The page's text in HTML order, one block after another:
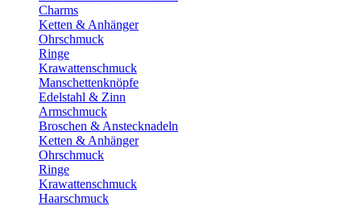
Charms
Ketten & Anhänger
Ohrschmuck
Ringe
Krawattenschmuck
Manschettenknöpfe
Edelstahl & Zinn
Armschmuck
Broschen & Anstecknadeln
Ketten & Anhänger
Ohrschmuck
Ringe
Krawattenschmuck
Haarschmuck